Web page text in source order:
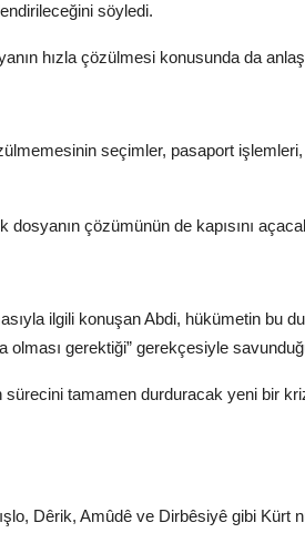
söyledi.
hızla çözülmesi konusunda da
seçimler, pasaport
çözümünün de kapısını
ilgili konuşan Abdi, hükümetin bu
gerektiği” gerekçesiyle
tamamen durduracak yeni bir
Dêrik, Amûdê ve Dirbêsiyê gibi Kürt